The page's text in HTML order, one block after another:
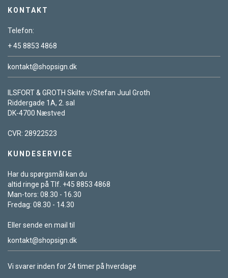
KONTAKT
Telefon:
+ 45 8853 4868
kontakt@shopsign.dk
ILSFORT & GROTH Skilte v/Stefan Juul Groth
Riddergade 1A, 2. sal
DK-4700 Næstved
CVR: 28922523
KUNDESERVICE
Har du spørgsmål kan du
altid ringe på Tlf. +45 8853 4868
Man-tors: 08.30 - 16.30
Fredag: 08.30 - 14.30
Eller sende en mail til
kontakt@shopsign.dk
Vi svarer inden for 24 timer på hverdage